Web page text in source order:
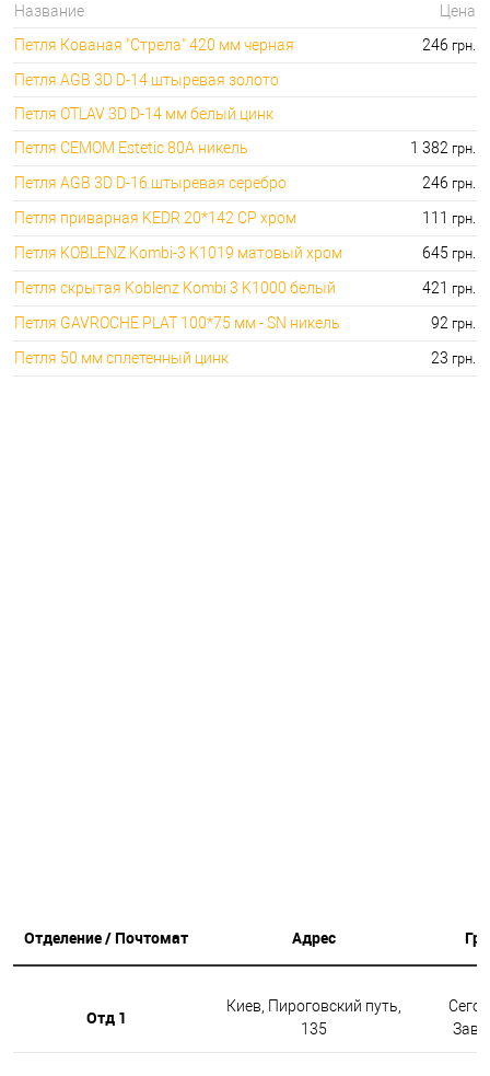
петли:
🔑 самый дешевый: 27.00 грн. самый дорогой:
1796.00 грн.
Название
Цена
Петля Кованая "Стрела" 420 мм черная
246 грн.
Петля AGB 3D D-14 штыревая золото
Петля OTLAV 3D D-14 мм белый цинк
Петля CEMOM Estetic 80A никель
1 382 грн.
Петля AGB 3D D-16 штыревая серебро 246 грн.
Петля приварная KEDR 20*142 CP хром 111 грн.
Петля KOBLENZ Kombi-3 K1019 матовый хром 645 грн.
Петля скрытая Koblenz Kombi 3 K1000 белый 421 грн.
Петля GAVROCHE PLAT 100*75 мм - SN никель 92 грн.
Петля 50 мм сплетенный цинк 23 грн.
Отделение / Почтомат Адрес
Отд 1
Киев, Пироговский путь,
135